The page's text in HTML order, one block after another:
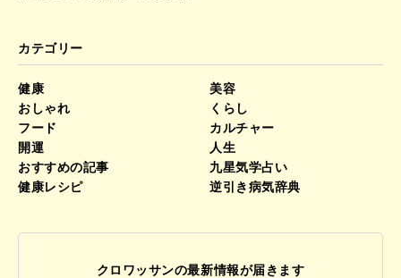
カテゴリー
健康
美容
おしゃれ
くらし
フード
カルチャー
開運
人生
おすすめの記事
九星気学占い
健康レシピ
逆引き病気辞典
クロワッサンの最新情報が届きます